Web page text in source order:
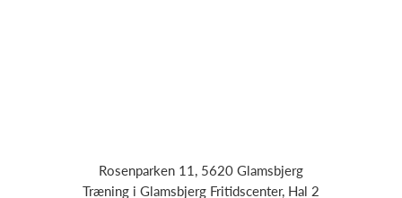
Rosenparken 11, 5620 Glamsbjerg
Træning i Glamsbjerg Fritidscenter, Hal 2